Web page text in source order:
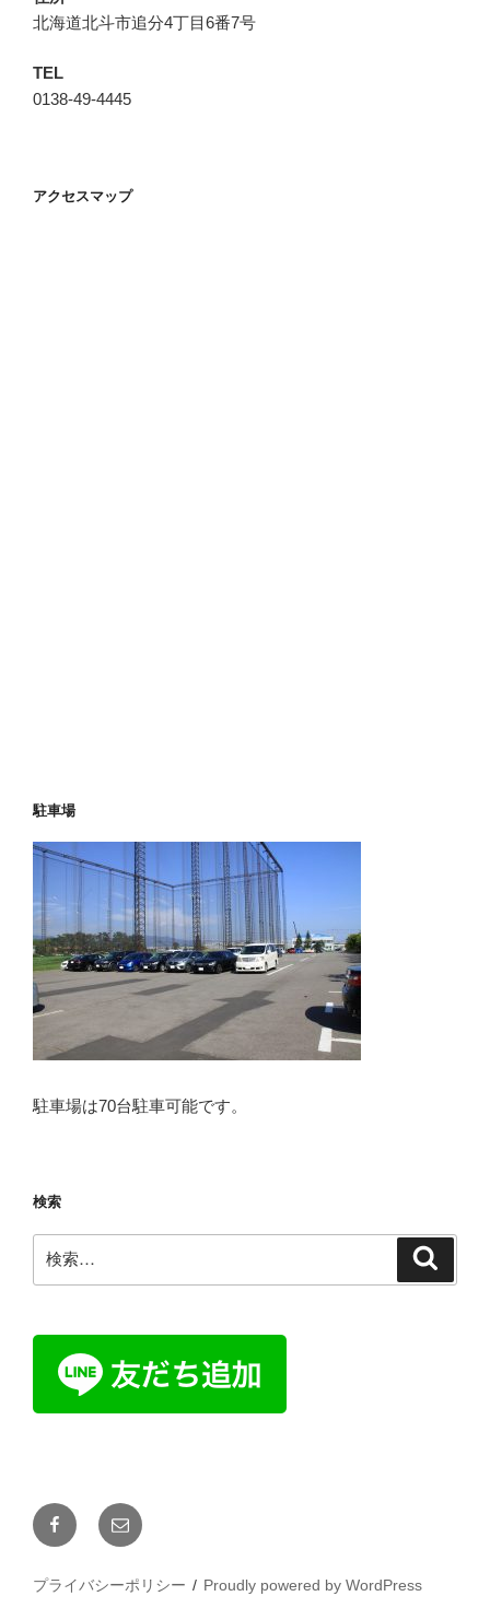
北海道北斗市追分4丁目6番7号
TEL
0138-49-4445
アクセスマップ
駐車場
駐車場は70台駐車可能です。
検索
索:
Facebook
メ
ー
プライバシーポリシー Proudly powered by WordPress